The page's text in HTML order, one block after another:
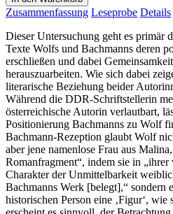
Zusammenfassung Leseprobe Details
Dieser Untersuchung geht es primär
Texte Wolfs und Bachmanns deren
erschließen und dabei
herauszuarbeiten. Wie sich dabei
literarische Beziehung beider
Während die DDR-Schriftstellerin
österreichische Autorin verlautbart,
Positionierung Bachmanns zu Wolf
Bachmann-Rezeption glaubt Wolf
aber jene namenlose Frau aus
Romanfragment“, indem sie in „ihrer
Charakter der Unmittelbarkeit
Bachmanns Werk [belegt],“ sondern
historischen Person eine ‚Figur‘,